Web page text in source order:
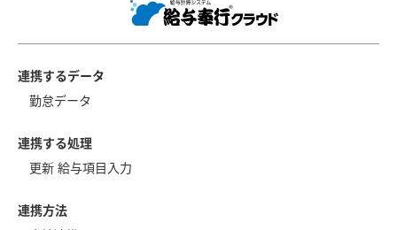
連携するデータ
勤怠データ
連携する処理
更新 給与項目入力
連携方法